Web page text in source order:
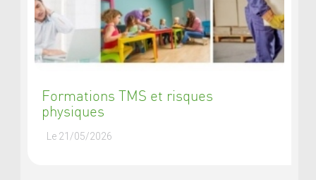
Formations TMS et risques
physiques
Le 21/05/2026